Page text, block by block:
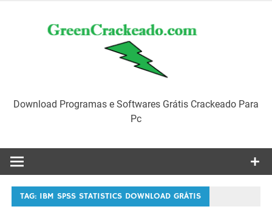
Download Programas e Softwares Grátis Crackeado Para
Pc
TAG: IBM SPSS STATISTICS DOWNLOAD GRÁTIS